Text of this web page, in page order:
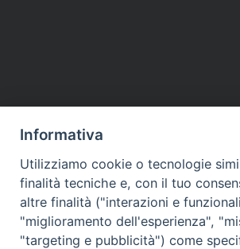
Informativa
Utilizziamo cookie o tecnologie
finalità tecniche e, con il tuo
altre finalità ("interazioni e
"miglioramento dell'esperienza",
"targeting e pubblicità") come